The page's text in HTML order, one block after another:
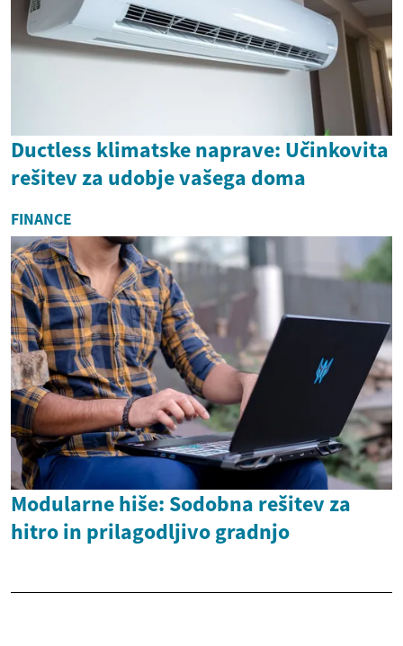
Ductless klimatske naprave: Učinkovita
rešitev za udobje vašega doma
FINANCE
Modularne hiše: Sodobna rešitev za
hitro in prilagodljivo gradnjo